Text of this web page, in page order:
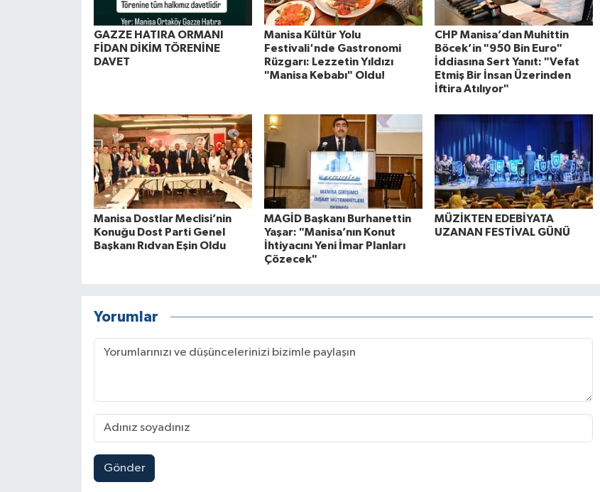
GAZZE HATIRA ORMANI
FİDAN DİKİM TÖRENİNE
DAVET
Manisa Kültür Yolu
Festivali'nde Gastronomi
Rüzgarı: Lezzetin Yıldızı
"Manisa Kebabı" Oldu!
CHP Manisa’dan Muhittin
Böcek’in "950 Bin Euro"
İddiasına Sert Yanıt: "Vefat
Etmiş Bir İnsan Üzerinden
İftira Atılıyor"
Manisa Dostlar Meclisi’nin
Konuğu Dost Parti Genel
Başkanı Rıdvan Eşin Oldu
MAGİD Başkanı Burhanettin
Yaşar: "Manisa’nın Konut
İhtiyacını Yeni İmar Planları
Çözecek"
MÜZİKTEN EDEBİYATA
UZANAN FESTİVAL GÜNÜ
Yorumlar
Gönder